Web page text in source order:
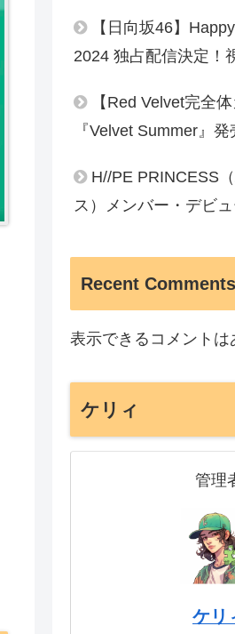
【日向坂46】
2024 独占配信決定！
【Red Velvet完全
『Velvet Summer』
H//PE PRINCESS
ス）メンバー・デビ
Recent Comments
表示できるコメントは
ケリィ
管理
ケリ